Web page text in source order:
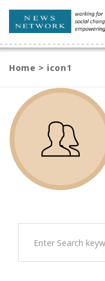
Home > icon1